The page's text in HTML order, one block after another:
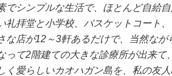
でシンプルな生活で、ほとんど自給
礼拝堂と小学校、バスケットコート
な店が12～3軒あるだけで、当然な
って2階建ての大きな診療所が出来
く愛らしいカオハガン島を、私の友